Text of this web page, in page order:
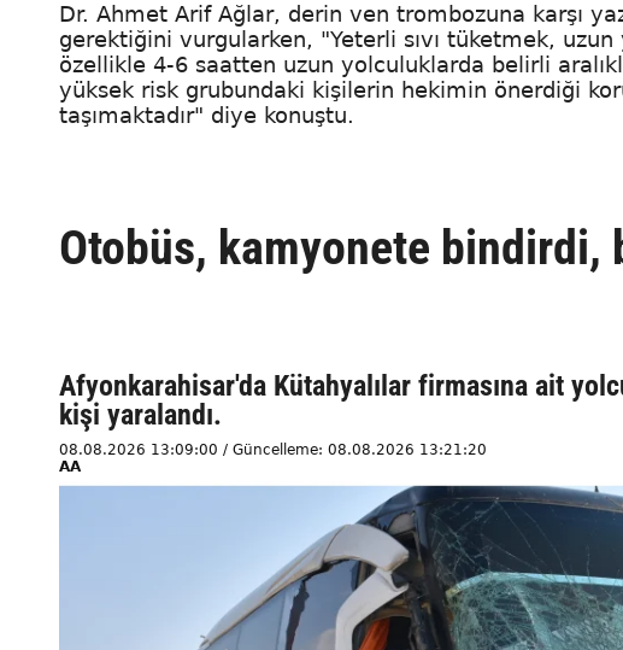
Dr. Ahmet Arif Ağlar, derin ven trombozuna karşı
gerektiğini vurgularken, "Yeterli sıvı tüketmek,
özellikle 4-6 saatten uzun yolculuklarda belirli
yüksek risk grubundaki kişilerin hekimin önerdiği
taşımaktadır" diye konuştu.
Otobüs, kamyonete bindirdi,
Afyonkarahisar'da Kütahyalılar firmasına ait
kişi yaralandı.
08.08.2026 13:09:00 / Güncelleme: 08.08.2026 13:21:20
AA